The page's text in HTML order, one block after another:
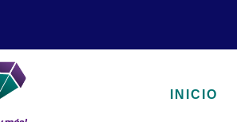
INICIO